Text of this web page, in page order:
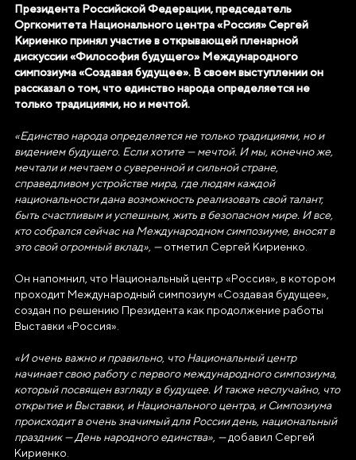
Президента Российской Федерации, председатель
Оргкомитета Национального центра «Россия» Сергей
Кириенко принял участие в открывающей пленарной
дискуссии «Философия будущего» Международного
симпозиума «Создавая будущее». В своем выступлении он
рассказал о том, что единство народа определяется не
только традициями, но и мечтой.
«Единство народа определяется не только традициями, но и
видением будущего. Если хотите — мечтой. И мы, конечно же,
мечтали и мечтаем о суверенной и сильной стране,
справедливом устройстве мира, где людям каждой
национальности дана возможность реализовать свой талант,
быть счастливым и успешным, жить в безопасном мире. И все,
кто собрался сейчас на Международном симпозиуме, вносят в
это свой огромный вклад», —отметил Сергей Кириенко.
Он напомнил, что Национальный центр «Россия», в котором
проходит Международный симпозиум «Создавая будущее»,
создан по решению Президента как продолжение работы
Выставки «Россия».
«И очень важно и правильно, что Национальный центр
начинает свою работу с первого международного симпозиума,
который посвящен взгляду в будущее. И также неслучайно, что
открытие и Выставки, и Национального центра, и Симпозиума
происходит в очень значимый для России день, национальный
праздник — День народного единства», —добавил Сергей
Кириенко.
АВТОНОМНАЯ НЕКОММЕРЧЕСКАЯ
ОРГАНИЗАЦИЯ «ДИРЕКЦИЯ
"РОССИЯ"»
Генеральный директор Автономной некоммерческой
организации «Дирекция Выставки Достижений "Россия"»
Наталья Сергеевна Виртуозова